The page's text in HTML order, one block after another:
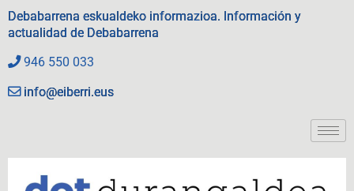
Debabarrena eskualdeko informazioa. Información y
actualidad de Debabarrena
946 550 033
info@eiberri.eus